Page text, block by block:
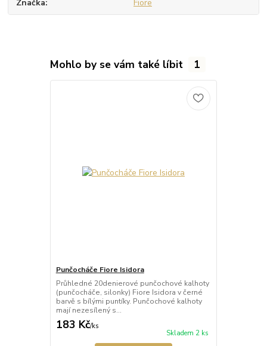
Značka Fiore
Mohlo by se vám také líbit 1
Punčocháče Fiore Isidora
Průhledné 20denierové punčochové kalhoty
(punčocháče, silonky) Fiore Isidora v černé
barvě s bílými puntíky. Punčochové kalhoty
mají nezesílený s...
183 Kč/ks
Skladem 2 ks